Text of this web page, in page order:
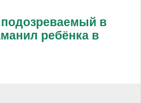
в
ребёнка в